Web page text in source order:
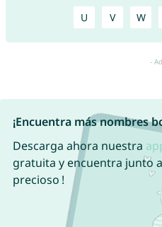
U V W
¡Encuentra más nombres
Descarga ahora nuestra
gratuita y encuentra junto
precioso !